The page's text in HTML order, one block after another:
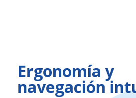
Ergonomía y
navegación